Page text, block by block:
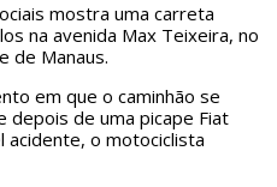
mostra uma carreta
na avenida Max Teixeira, no
de Manaus.
em que o caminhão se
depois de uma picape Fiat
acidente, o motociclista